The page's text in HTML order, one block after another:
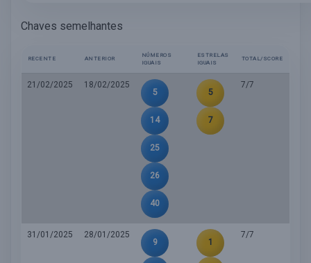
Chaves semelhantes
RECENTE ANTERIOR
NÚMEROS
IGUAIS
ESTRELAS
IGUAIS
TOTAL/SCORE
21/02/2025
18/02/2025
5
14
25
26
40
5
7
7/7
31/01/2025
28/01/2025
9
1
7/7